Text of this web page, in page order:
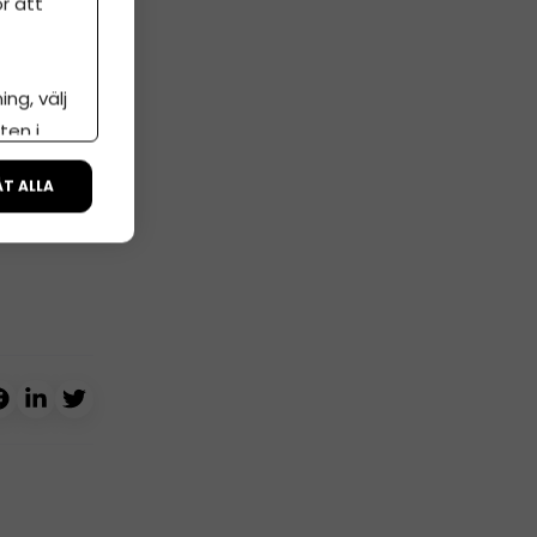
välj
i
ALLA